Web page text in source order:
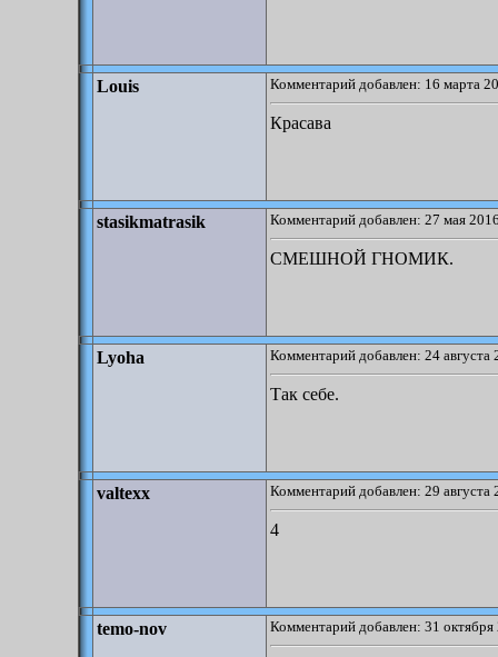
Louis Комментарий добавлен: 16 марта
Красава
stasikmatrasik Комментарий добавлен: 27 мая
СМЕШНОЙ ГНОМИК.
Lyoha Комментарий добавлен: 24 августа
Так себе.
valtexx Комментарий добавлен: 29 августа
4
temo-nov Комментарий добавлен: 31